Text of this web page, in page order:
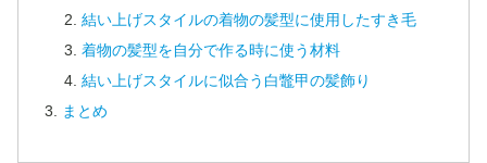
結い上げスタイルの着物の髪型に使用したすき毛
着物の髪型を自分で作る時に使う材料
結い上げスタイルに似合う白鼈甲の髪飾り
まとめ